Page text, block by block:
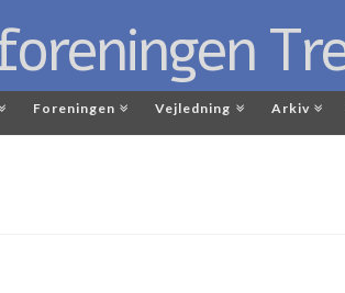
Foreningen Vejledning Arkiv